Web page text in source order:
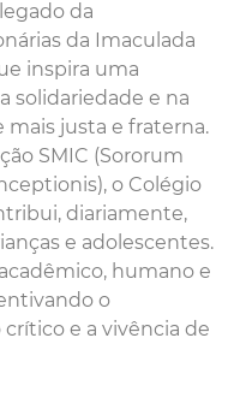
da
da Imaculada
inspira uma
solidariedade e na
justa e fraterna.
SMIC (Sororum
o Colégio
diariamente,
e adolescentes.
humano e
o
e a vivência de